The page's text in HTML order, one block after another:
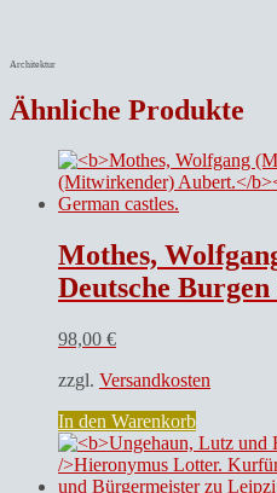
Architektur
Ähnliche Produkte
Deutsche
98,00 €
zzgl. Versandkosten
In den Warenkorb